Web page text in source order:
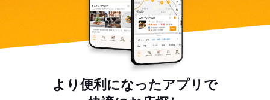
より便利になったアプリで